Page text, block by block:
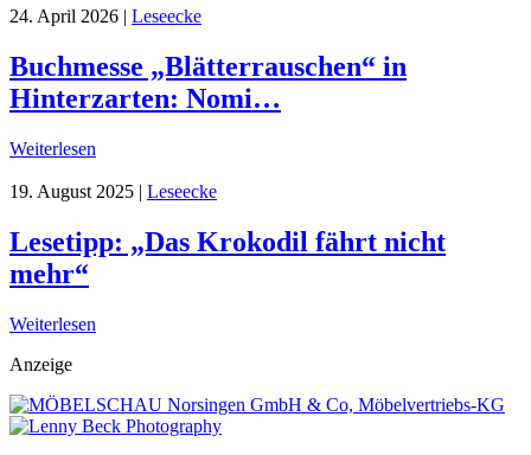
24. April 2026 Leseecke
Buchmesse „Blätterrauschen“ in
Hinterzarten: Nomi…
Weiterlesen
19. August 2025 | Leseecke
Lesetipp: „Das Krokodil fährt nicht
mehr“
Weiterlesen
Anzeige